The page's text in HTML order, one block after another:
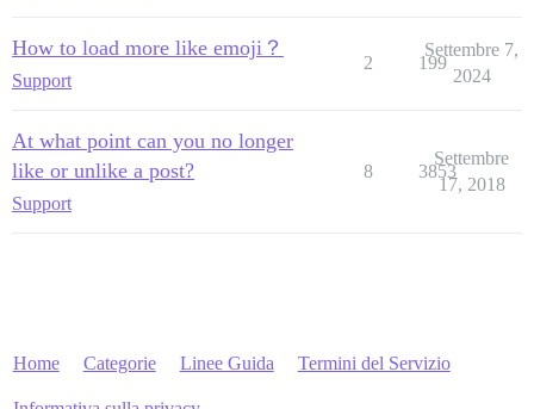
How to load more like emoji？
Support
2 199
Settembre 7,
2024
At what point can you no longer
like or unlike a post?
Support
8 3853
Settembre
17, 2018
Home Categorie Linee Guida Termini del Servizio